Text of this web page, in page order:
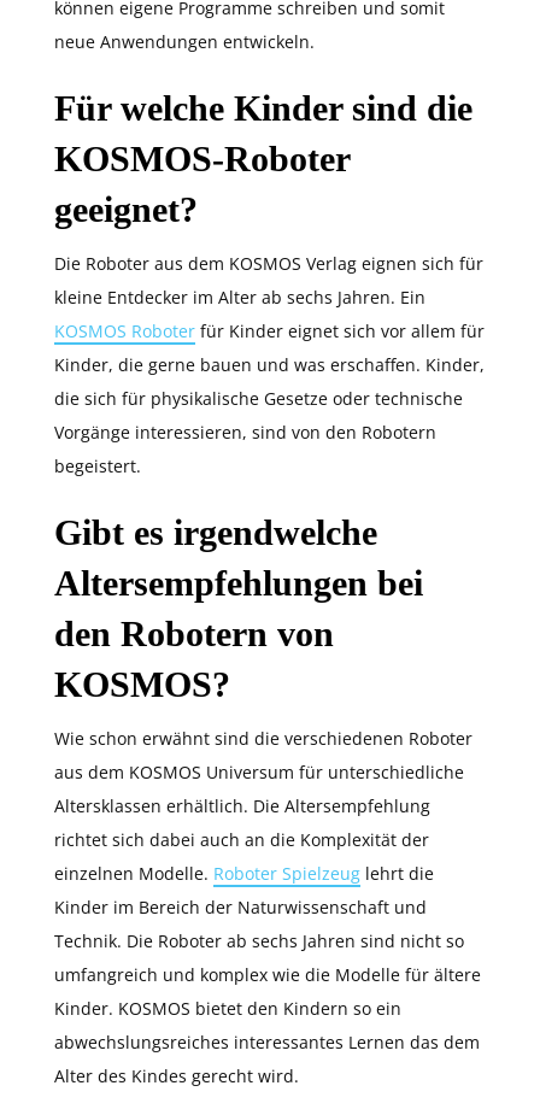
können eigene Programme schreiben und somit
neue Anwendungen entwickeln.
Für welche Kinder sind die
KOSMOS-Roboter
geeignet?
Die Roboter aus dem KOSMOS Verlag eignen sich für
kleine Entdecker im Alter ab sechs Jahren. Ein
KOSMOS Roboter für Kinder eignet sich vor allem für
Kinder, die gerne bauen und was erschaffen. Kinder,
die sich für physikalische Gesetze oder technische
Vorgänge interessieren, sind von den Robotern
begeistert.
Gibt es irgendwelche
Altersempfehlungen bei
den Robotern von
KOSMOS?
Wie schon erwähnt sind die verschiedenen Roboter
aus dem KOSMOS Universum für unterschiedliche
Altersklassen erhältlich. Die Altersempfehlung
richtet sich dabei auch an die Komplexität der
einzelnen Modelle. Roboter Spielzeug lehrt die
Kinder im Bereich der Naturwissenschaft und
Technik. Die Roboter ab sechs Jahren sind nicht so
umfangreich und komplex wie die Modelle für ältere
Kinder. KOSMOS bietet den Kindern so ein
abwechslungsreiches interessantes Lernen das dem
Alter des Kindes gerecht wird.